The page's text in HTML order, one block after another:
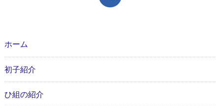
ホーム
初子紹介
ひ組の紹介